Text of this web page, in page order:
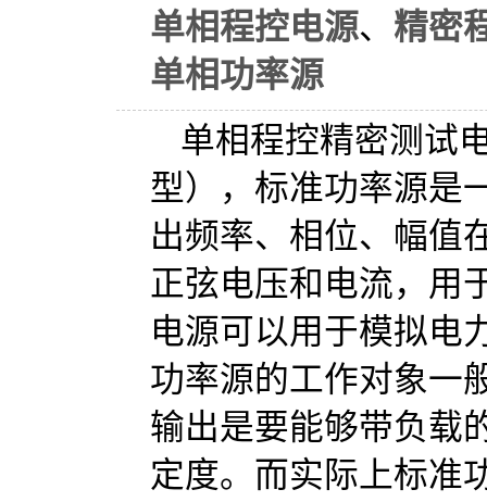
单相程控电源、 精密
单相功率源
单相程控精密测试
型），标准功率源是
出频率、相位、幅值
正弦电压和电流，用
电源可以用于模拟电
功率源的工作对象一
输出是要能够带负载
定度。而实际上标准